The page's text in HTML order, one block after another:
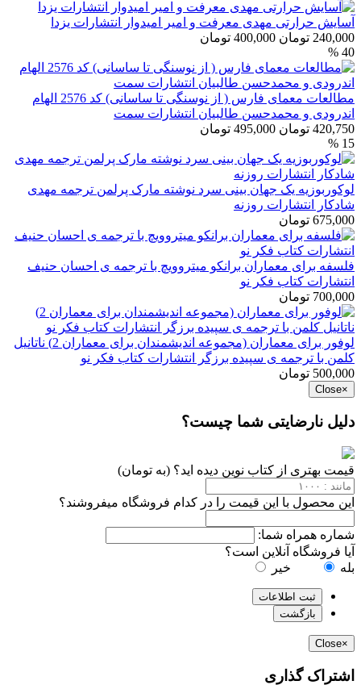
آسایش حرارتی مهدی معرفت و امیر امیدوار انتشارات یزدا
240,000 تومان
400,000 تومان
40 %
مطالعات معمای فارس ( از نوسنگی تا ساسانی) کد 2576 الهام
اندرودی و محمدحسن طالبیان انتشارات سمت
420,750 تومان
495,000 تومان
15 %
لوکوربوزیه یک جهان بینی سرد نوشته مارک پرلمن ترجمه مهدی
شادکار انتشارات روزنه
675,000 تومان
فلسفه برای معماران برانکو میتروویچ با ترجمه ی احسان حنیف
انتشارات کتاب فکر نو
700,000 تومان
لوفور برای معماران (مجموعه اندیشمندان برای معماران 2) ناتانیل
کلمن با ترجمه ی سپیده برزگر انتشارات کتاب فکر نو
500,000 تومان
×
Close
دلیل نارضایتی شما چیست؟
قیمت بهتری از کتاب نوین دیده اید؟ (به تومان)
این محصول با این قیمت را در کدام فروشگاه میفروشند؟
شماره همراه شما:
آیا فروشگاه آنلاین است؟
بله
خیر
ثبت اطلاعات
بازگشت
×
Close
اشتراک گذاری